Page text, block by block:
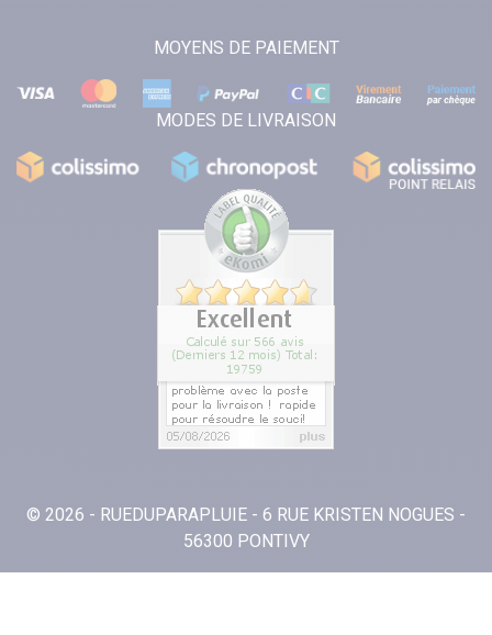
MOYENS DE PAIEMENT
MODES DE LIVRAISON
© 2026 - RUEDUPARAPLUIE - 6 RUE KRISTEN NOGUES -
56300 PONTIVY